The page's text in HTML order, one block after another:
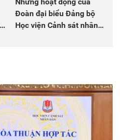
Những hoạt động của
Đoàn đại biểu Đảng bộ
Học viện Cảnh sát nhân